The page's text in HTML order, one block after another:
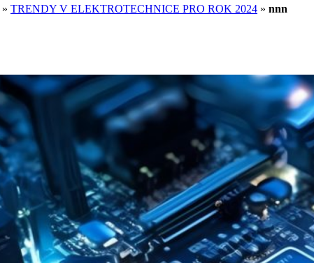
» TRENDY V ELEKTROTECHNICE PRO ROK 2024 » nnn